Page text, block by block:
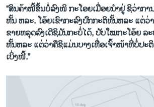
“ສິນຄ້າໜີ້ຂຶ້ນບໍ່ລົງໜິ ກະໂອຍເມື່ອຍນໍາຢູ່ ຊິວ່າກ
ຫັ້ນ ຫລະ. ໂອ້ຍເຂົາກະລົງປົກກະຕິຫັ້ນຫລະ ແຕ່ວ່
ຂາຍຫລຸດລົງເດີຊິມັນກະບໍ່ໄດ້, ປັບໃໝກະໂອ້ຍ
ຫັ້ນຫລະ ແຕ່ວ່າຄືຊິແມ່ນບາງເທື່ອເຈົ້າໜ້າທີ່ບໍ່ປະ
ເບິ່ງໜີ້.”